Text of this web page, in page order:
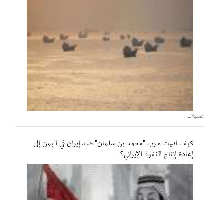
تحليلات
كيف انتهت حرب "محمد بن سلمان" ضد إيران في اليمن إلى
إعادة إنتاج النفوذ الإيراني؟